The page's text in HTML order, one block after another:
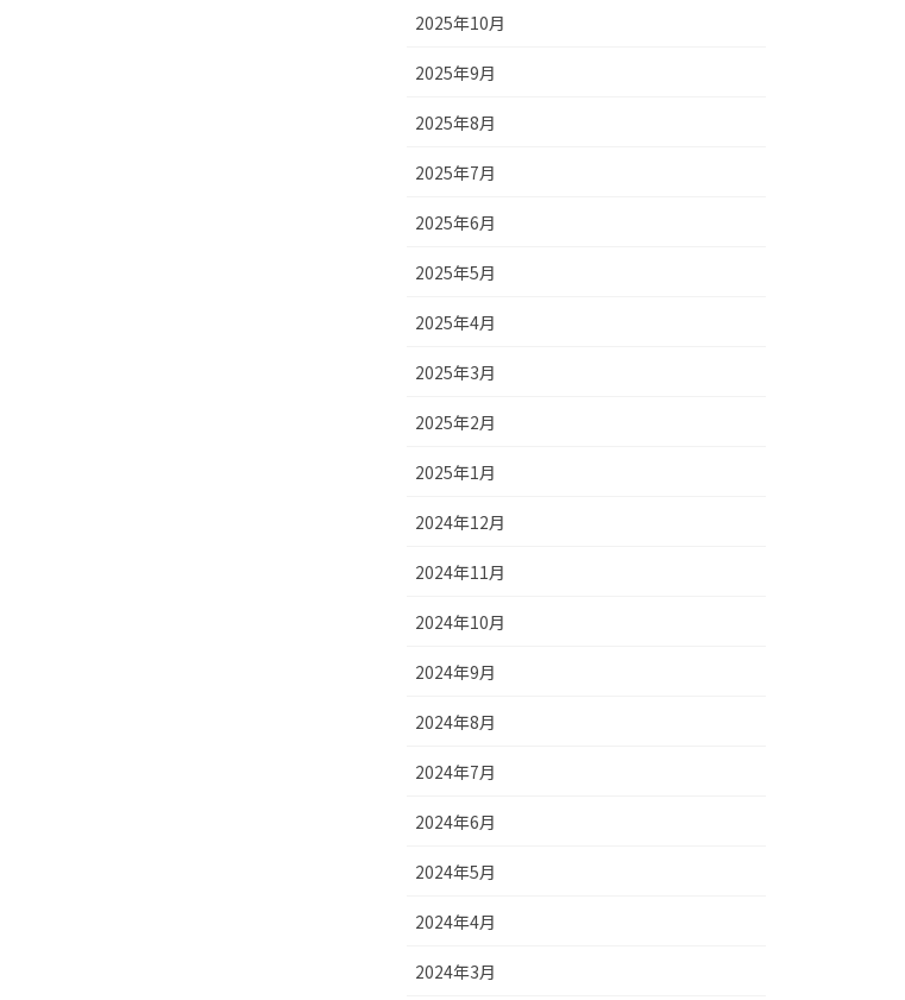
2025年10月
2025年9月
2025年8月
2025年7月
2025年6月
2025年5月
2025年4月
2025年3月
2025年2月
2025年1月
2024年12月
2024年11月
2024年10月
2024年9月
2024年8月
2024年7月
2024年6月
2024年5月
2024年4月
2024年3月